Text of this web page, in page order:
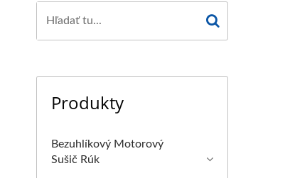
Produkty
Bezuhlíkový Motorový
Sušič Rúk